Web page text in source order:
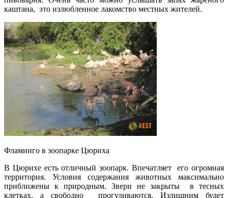
каштана, это излюбленное лакомство местных жителей.
Фламинго в зоопарке Цюриха
В Цюрихе есть отличный зоопарк. Впечатляет его огромная
территория. Условия содержания животных максимально
приближены к природным. Звери не закрыты в тесных
клетках, а свободно прогуливаются. Излишним будет